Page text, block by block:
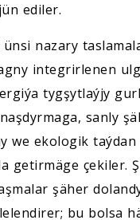
ediler.
nazary
integrirlenen
tygşytlaýjy
sanly
we ekologik taýdan
getirmäge çekiler.
şäher
bu bolsa